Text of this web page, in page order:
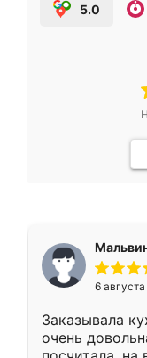
5.0
6
Заказывала
очень